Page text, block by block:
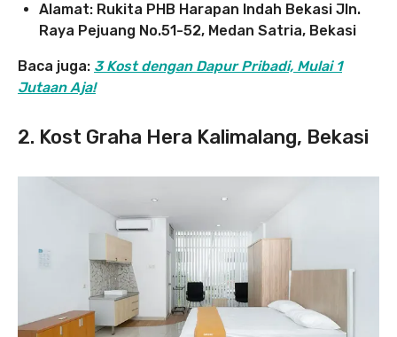
Alamat: Rukita PHB Harapan Indah Bekasi Jln.
Raya Pejuang No.51-52, Medan Satria, Bekasi
Baca juga: 3 Kost dengan Dapur Pribadi, Mulai 1
Jutaan Aja!
2. Kost Graha Hera Kalimalang, Bekasi